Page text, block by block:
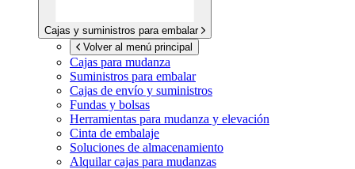
Cajas y suministros para embalar
Volver al menú principal
Cajas para mudanza
Suministros para embalar
Cajas de envío y suministros
Fundas y bolsas
Herramientas para mudanza y elevación
Cinta de embalaje
Soluciones de almacenamiento
Alquilar cajas para mudanzas